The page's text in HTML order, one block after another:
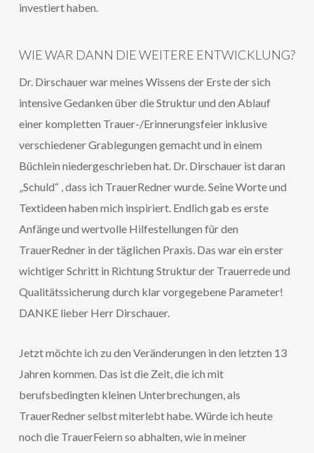
investiert haben.
WIE WAR DANN DIE WEITERE ENTWICKLUNG?
Dr. Dirschauer war meines Wissens der Erste der sich
intensive Gedanken über die Struktur und den Ablauf
einer kompletten Trauer-/Erinnerungsfeier inklusive
verschiedener Grablegungen gemacht und in einem
Büchlein niedergeschrieben hat. Dr. Dirschauer ist daran
„Schuld“ , dass ich TrauerRedner wurde. Seine Worte und
Textideen haben mich inspiriert. Endlich gab es erste
Anfänge und wertvolle Hilfestellungen für den
TrauerRedner in der täglichen Praxis. Das war ein erster
wichtiger Schritt in Richtung Struktur der Trauerrede und
Qualitätssicherung durch klar vorgegebene Parameter!
DANKE lieber Herr Dirschauer.
Jetzt möchte ich zu den Veränderungen in den letzten 13
Jahren kommen. Das ist die Zeit, die ich mit
berufsbedingten kleinen Unterbrechungen, als
TrauerRedner selbst miterlebt habe. Würde ich heute
noch die TrauerFeiern so abhalten, wie in meiner